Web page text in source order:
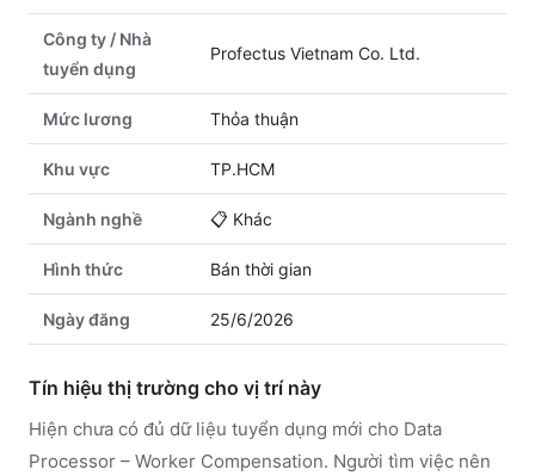
Công ty / Nhà
tuyển dụng
Profectus Vietnam Co. Ltd.
Mức lương Thỏa thuận
Khu vực TP.HCM
Ngành nghề 📋 Khác
Hình thức Bán thời gian
Ngày đăng 25/6/2026
Tín hiệu thị trường cho vị trí này
Hiện chưa có đủ dữ liệu tuyển dụng mới cho Data
Processor – Worker Compensation. Người tìm việc nên